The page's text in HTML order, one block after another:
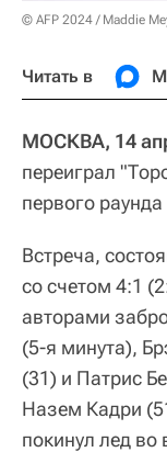
© AFP 2024 / Maddie
Читать в
МОСКВА, 14
переиграл
первого
Встреча,
со счетом 4:1
авторами
(5-я минута),
(31) и Патрис
Назем Кадри
покинул лед